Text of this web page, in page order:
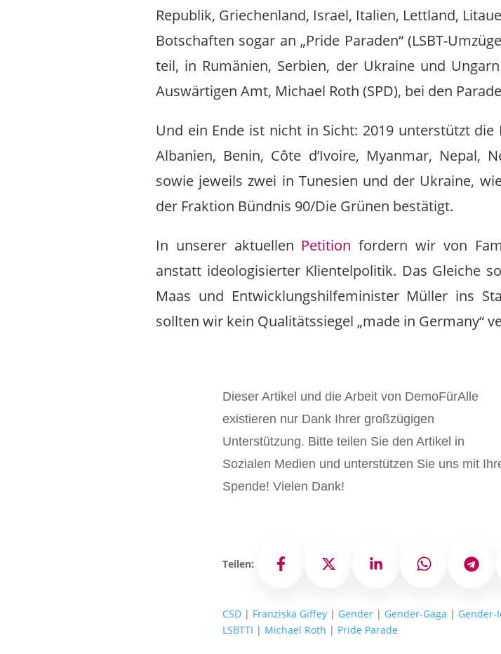
Republik, Griechenland, Israel, Italien, Lettland,
Botschaften sogar an „Pride Paraden“ (LSBT-
teil, in Rumänien, Serbien, der Ukraine und
Auswärtigen Amt, Michael Roth (SPD), bei den
Und ein Ende ist nicht in Sicht: 2019 unterstützt die
Albanien, Benin, Côte d’Ivoire, Myanmar, Nepal,
sowie jeweils zwei in Tunesien und der Ukraine,
der Fraktion Bündnis 90/Die Grünen bestätigt.
In unserer aktuellen Petition fordern wir von
anstatt ideologisierter Klientelpolitik. Das Gleiche
Maas und Entwicklungshilfeminister Müller ins
sollten wir kein Qualitätssiegel „made in Germany“
Dieser Artikel und die Arbeit von DemoFürAlle
existieren nur Dank Ihrer großzügigen
Unterstützung. Bitte teilen Sie den Artikel in
Sozialen Medien und unterstützen Sie uns mit
Spende! Vielen Dank!
Teilen: Facebook X LinkedIn WhatsApp
CSD | Franziska Giffey | Gender | Gender-Gaga | Gender-
LSBTTI | Michael Roth | Pride Parade